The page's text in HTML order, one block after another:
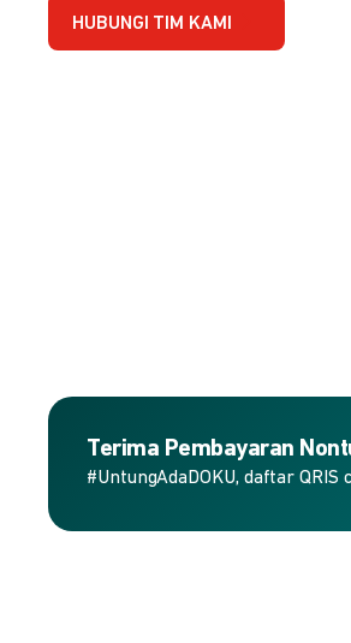
HUBUNGI TIM KAMI
Terima Pembayaran
#UntungAdaDOKU, daftar